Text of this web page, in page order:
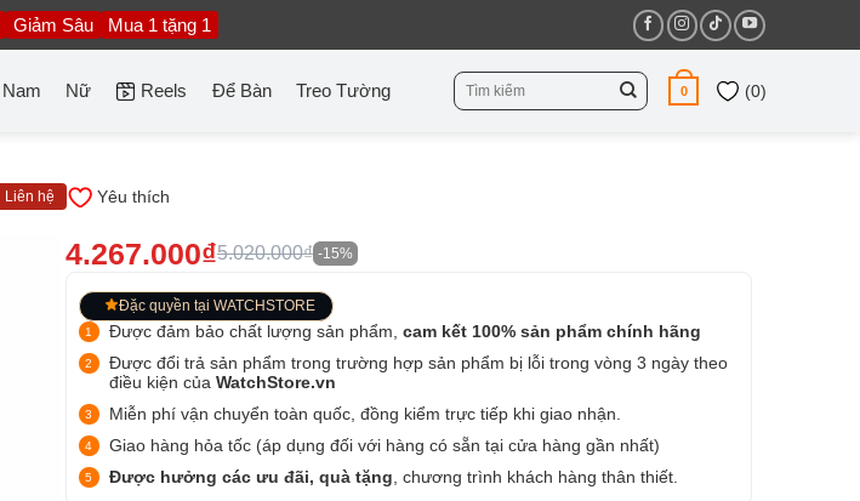
Giảm Sâu Mua 1 tặng 1
Nam Nữ Reels Để Bàn Treo Tường
Tìm
kiếm:
0 (0)
Liên hệ Yêu thích
4.267.000₫5.020.000₫ -15%
Đặc quyền tại WATCHSTORE
Được đảm bảo chất lượng sản phẩm, cam kết 100% sản phẩm chính hãng
Được đổi trả sản phẩm trong trường hợp sản phẩm bị lỗi trong vòng 3 ngày theo
điều kiện của WatchStore.vn
Miễn phí vận chuyển toàn quốc, đồng kiểm trực tiếp khi giao nhận.
Giao hàng hỏa tốc (áp dụng đối với hàng có sẵn tại cửa hàng gần nhất)
Được hưởng các ưu đãi, quà tặng , chương trình khách hàng thân thiết.